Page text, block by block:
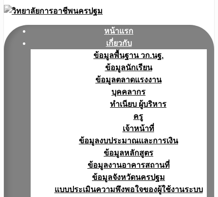
หน้าแรก
เกี่ยวกับ
ข้อมูลพื้นฐาน วก.นฐ.
ข้อมูลนักเรียน
ข้อมูลตลาดแรงงาน
บุคคลากร
ทำเนียบ ผู้บริหาร
ครู
เจ้าหน้าที่
ข้อมูลงบประมาณเเละการเงิน
ข้อมูลหลักสูตร
ข้อมูลงานอาคารสถานที่
ข้อมูลจังหวัดนครปฐม
แบบประเมินความพึงพอใจของผู้ใช้งานระบบ